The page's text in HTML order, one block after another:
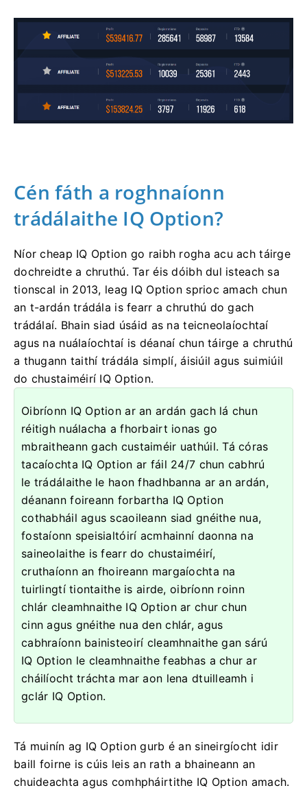
Cén fáth a roghnaíonn
trádálaithe IQ Option?
Níor cheap IQ Option go raibh rogha acu ach táirge
dochreidte a chruthú. Tar éis dóibh dul isteach sa
tionscal in 2013, leag IQ Option sprioc amach chun
an t-ardán trádála is fearr a chruthú do gach
trádálaí. Bhain siad úsáid as na teicneolaíochtaí
agus na nuálaíochtaí is déanaí chun táirge a chruthú
a thugann taithí trádála simplí, áisiúil agus suimiúil
do chustaiméirí IQ Option.
Oibríonn IQ Option ar an ardán gach lá chun
réitigh nuálacha a fhorbairt ionas go
mbraitheann gach custaiméir uathúil. Tá córas
tacaíochta IQ Option ar fáil 24/7 chun cabhrú
le trádálaithe le haon fhadhbanna ar an ardán,
déanann foireann forbartha IQ Option
cothabháil agus scaoileann siad gnéithe nua,
fostaíonn speisialtóirí acmhainní daonna na
saineolaithe is fearr do chustaiméirí,
cruthaíonn an fhoireann margaíochta na
tuirlingtí tiontaithe is airde, oibríonn roinn
chlár cleamhnaithe IQ Option ar chur chun
cinn agus gnéithe nua den chlár, agus
cabhraíonn bainisteoirí cleamhnaithe gan sárú
IQ Option le cleamhnaithe feabhas a chur ar
cháilíocht tráchta mar aon lena dtuilleamh i
gclár IQ Option.
Tá muinín ag IQ Option gurb é an sineirgíocht idir
baill foirne is cúis leis an rath a bhaineann an
chuideachta agus comhpháirtithe IQ Option amach.